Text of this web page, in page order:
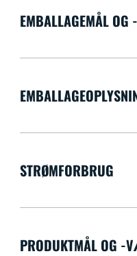
EMBALLAGEMÅL OG
STRØMFORBRUG
PRODUKTMÅL OG -